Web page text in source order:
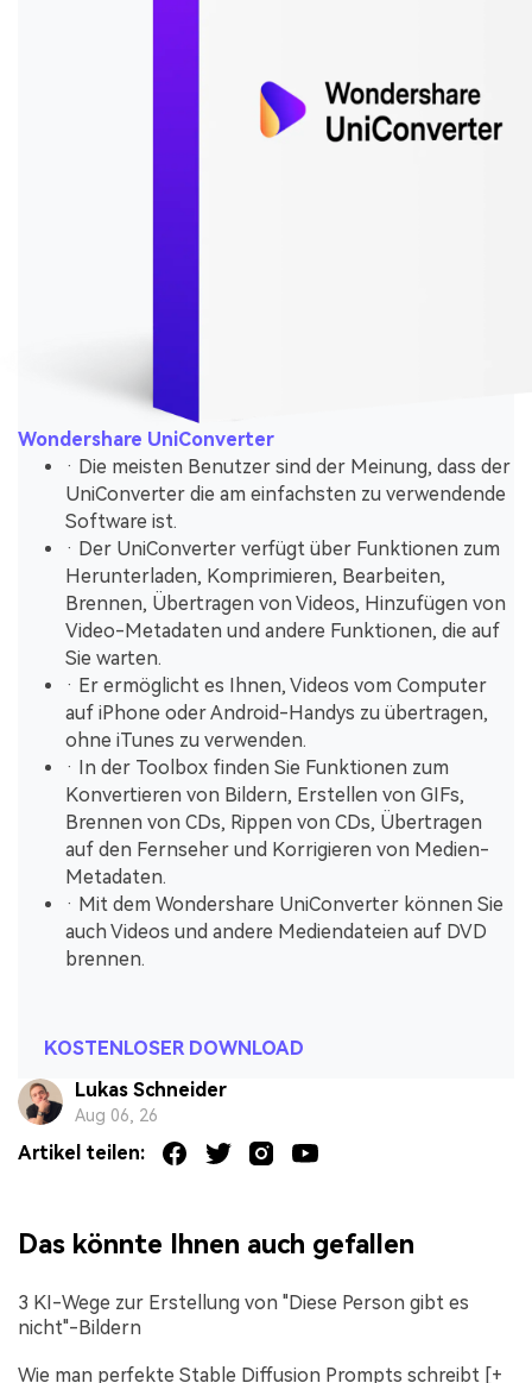
Wondershare UniConverter
· Die meisten Benutzer sind der Meinung, dass der
UniConverter die am einfachsten zu verwendende
Software ist.
· Der UniConverter verfügt über Funktionen zum
Herunterladen, Komprimieren, Bearbeiten,
Brennen, Übertragen von Videos, Hinzufügen von
Video-Metadaten und andere Funktionen, die auf
Sie warten.
· Er ermöglicht es Ihnen, Videos vom Computer
auf iPhone oder Android-Handys zu übertragen,
ohne iTunes zu verwenden.
· In der Toolbox finden Sie Funktionen zum
Konvertieren von Bildern, Erstellen von GIFs,
Brennen von CDs, Rippen von CDs, Übertragen
auf den Fernseher und Korrigieren von Medien-
Metadaten.
· Mit dem Wondershare UniConverter können Sie
auch Videos und andere Mediendateien auf DVD
brennen.
KOSTENLOSER DOWNLOAD
Lukas Schneider
Aug 06, 26
Artikel teilen:
Das könnte Ihnen auch gefallen
3 KI-Wege zur Erstellung von "Diese Person gibt es
nicht"-Bildern
Wie man perfekte Stable Diffusion Prompts schreibt [+